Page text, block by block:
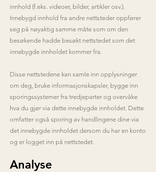
innhold (f.eks. videoer, bilder, artikler osv.).
Innebygd innhold fra andre nettsteder oppfører
seg på nøyaktig samme måte som om den
besøkende hadde besøkt nettstedet som det
innebygde innholdet kommer fra.
Disse nettstedene kan samle inn opplysninger
om deg, bruke informasjonskapsler, bygge inn
sporingssystemer fra tredjeparter og overvåke
hva du gjør via dette innebygde innholdet. Dette
omfatter også sporing av handlingene dine via
det innebygde innholdet dersom du har en konto
og er logget inn på nettstedet.
Analyse